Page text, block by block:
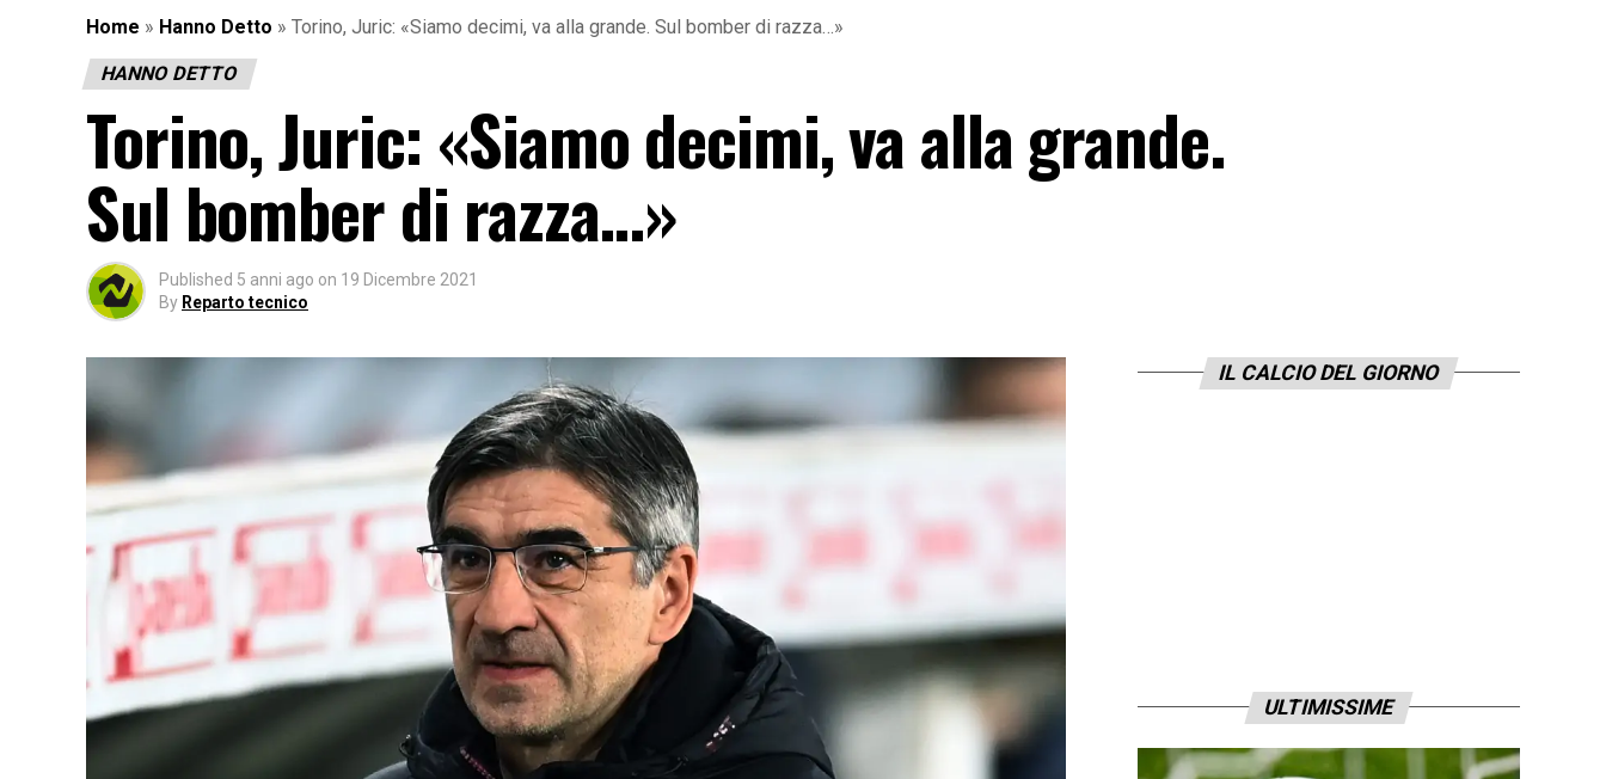
Home » Hanno Detto » Torino, Juric: «Siamo decimi, va alla grande. Sul bomber di razza…»
HANNO DETTO
Torino, Juric: «Siamo decimi, va alla grande.
Sul bomber di razza…»
Published 5 anni ago on 19 Dicembre 2021
By Reparto tecnico
IL CALCIO DEL GIORNO
ULTIMISSIME